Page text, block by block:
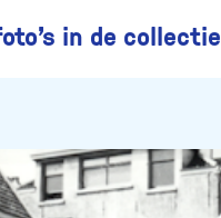
in de collectie